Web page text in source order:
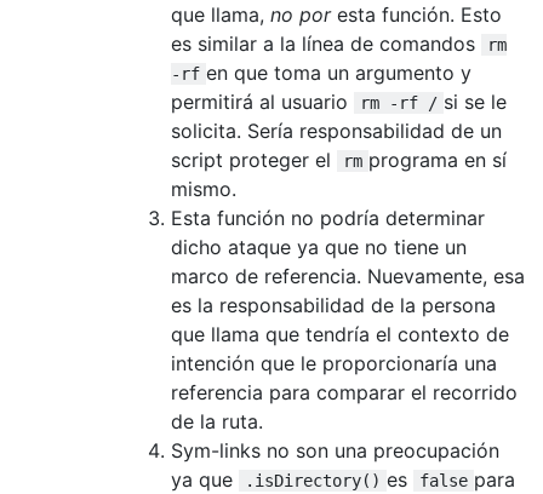
que llama, no poresta función. Esto
es similar a la línea de comandos
rm
-rf en que toma un argumento y
permitirá al usuario
rm -rf / si se le
solicita. Sería responsabilidad de un
script proteger el
rm programa en sí
mismo.
Esta función no podría determinar
dicho ataque ya que no tiene un
marco de referencia. Nuevamente, esa
es la responsabilidad de la persona
que llama que tendría el contexto de
intención que le proporcionaría una
referencia para comparar el recorrido
de la ruta.
Sym-links no son una preocupación
ya que
.isDirectory() es false para